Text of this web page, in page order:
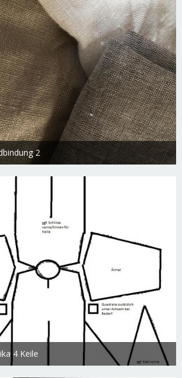
2
4 Keile